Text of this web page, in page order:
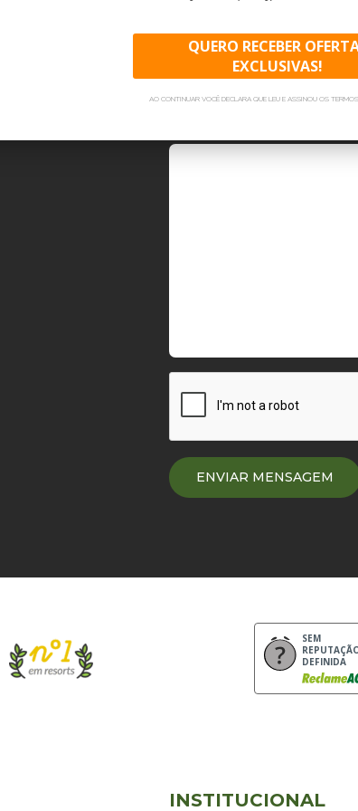
SEM
DEFINIDA
INSTITUCIONAL
QUERO RECEBER
EXCLUSIVAS!
AO CONTINUAR VOCÊ DECLARA QUE LEU E ASSINOU OS